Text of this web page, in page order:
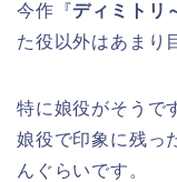
今作『ディミトリ
た役以外はあまり
特に娘役がそうで
娘役で印象に残っ
んぐらいです。